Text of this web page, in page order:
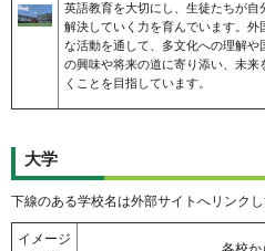
英語教育を大切にし、生徒たちが
解決していく力を育んでいます。外
な活動を通して、多文化への理解や
の興味や将来の道に寄り添い、未
くことを目指しています。
大学
下線のある学校名は外部サイトへリンクし
イメージ